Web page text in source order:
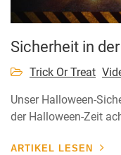
Sicherheit in
Trick Or Treat
Unser Halloween-
der Halloween-Zeit
ARTIKEL LESEN